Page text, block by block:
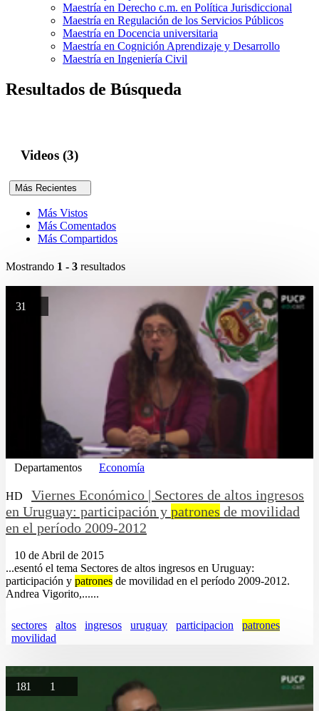
Maestría en Derecho c.m. en Política Jurisdiccional
Maestría en Regulación de los Servicios Públicos
Maestría en Docencia universitaria
Maestría en Cognición Aprendizaje y Desarrollo
Maestría en Ingeniería Civil
Resultados de Búsqueda
Videos (3)
Más Recientes
Más Vistos
Más Comentados
Más Compartidos
Mostrando 1 - 3 resultados
31
Departamentos Economía
HD
Viernes Económico | Sectores de altos ingresos
en Uruguay: participación y patrones de movilidad
en el período 2009-2012
10 de Abril de 2015
...esentó el tema Sectores de altos ingresos en Uruguay:
participación y patrones de movilidad en el período 2009-2012.
Andrea Vigorito,......
sectores altos ingresos uruguay participacion
patrones
movilidad
181 1